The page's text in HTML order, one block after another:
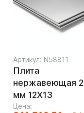
Артикул: N58811
Плита
нержавеющая
мм 12Х13
Цена: